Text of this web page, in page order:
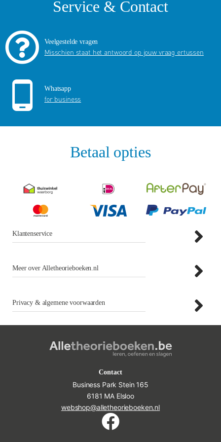
Service & Contact
Veelgestelde vragen
Misschien staat het antwoord op jouw vraag ertussen
Whatsapp
for business
Betaal opties
Klantenservice
Meer over Alletheorieboeken.nl
Privacy & algemene voorwaarden
Contact
Business Park Stein 165
6181 MA Elsloo
webshop@alletheorieboeken.nl